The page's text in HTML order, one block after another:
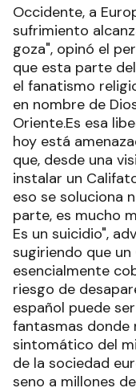
Occidente, a
sufrimiento
goza", opinó el
que esta parte
el fanatismo
en nombre de
Oriente.Es esa
hoy está
que, desde una
instalar un
eso se soluciona
parte, es mucho
Es un suicidio",
sugiriendo que
esencialmente
riesgo de
español puede
fantasmas donde
sintomático del
de la sociedad
seno a millones